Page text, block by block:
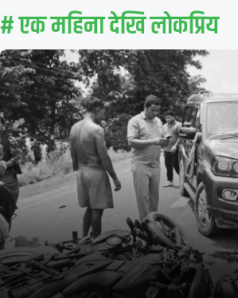
# एक महिना देखि लाेकप्रिय